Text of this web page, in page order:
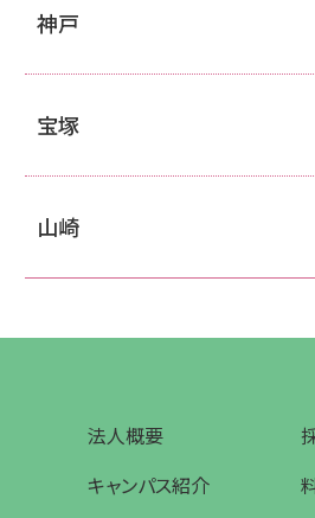
神戸
宝塚
山崎
法人概要
キャンパス紹介